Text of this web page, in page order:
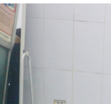
đến hy vọng mới trong phòng